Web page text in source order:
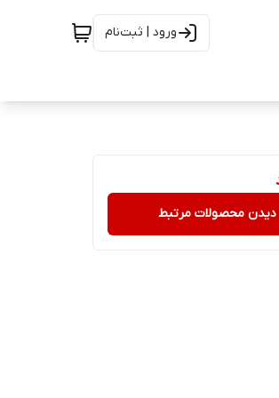
ورود | ثبت‌نام
دیدن محصولات مرتبط